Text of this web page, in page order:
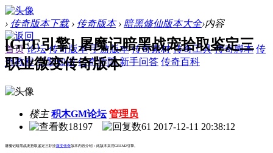
› 传奇版本下载 › 传奇版本 › 暗黑修仙版本大全›内容
首页 论坛 传奇版本 手游版本 传奇素材 传奇工具 传奇脚本 传
奇教程 引擎知识 传奇学院 新手问答 传奇百科
[GEE引擎] 屠魔记暗黑战宠拾取鉴定三
职业微变传奇版本
楼主 积木GM论坛 管理员
18197
61 2017-12-11 20:38:12
屠魔记暗黑战宠拾取鉴定三职业微变传奇版本内容介绍：此版本采用GEEM2引擎。